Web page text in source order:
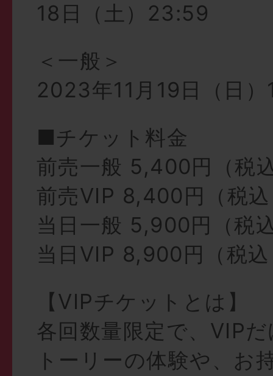
18日（土）23:59
＜一般＞
2023年11月19日（日
■チケット料金
前売一般 5,400円（税
前売VIP 8,400円（税
当日一般 5,900円（税
当日VIP 8,900円（税
【VIPチケットとは】
各回数量限定で、VIP
トーリーの体験や、お